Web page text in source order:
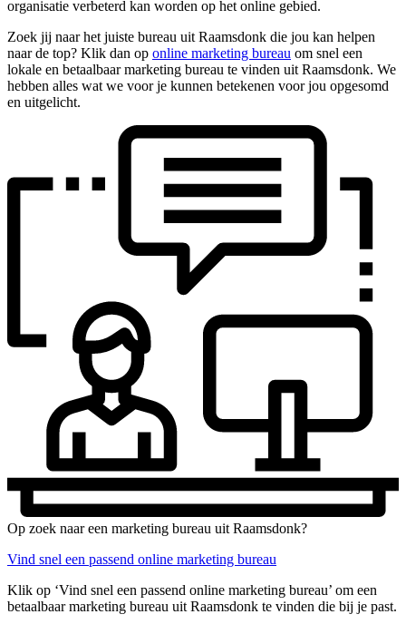
organisatie verbeterd kan worden op het online gebied.
Zoek jij naar het juiste bureau uit Raamsdonk die jou kan helpen
naar de top? Klik dan op online marketing bureau om snel een
lokale en betaalbaar marketing bureau te vinden uit Raamsdonk. We
hebben alles wat we voor je kunnen betekenen voor jou opgesomd
en uitgelicht.
Op zoek naar een marketing bureau uit Raamsdonk?
Vind snel een passend online marketing bureau
Klik op ‘Vind snel een passend online marketing bureau’ om een
betaalbaar marketing bureau uit Raamsdonk te vinden die bij je past.